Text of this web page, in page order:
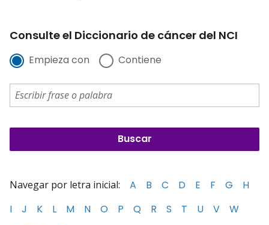
Consulte el Diccionario de cáncer del NCI
Empieza con Contiene
Navegar por letra inicial: A B C D E F G
H
I
J K L M N O P Q R S T U V
W